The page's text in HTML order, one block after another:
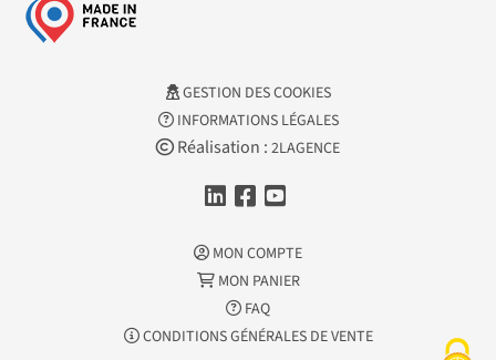
GESTION DES COOKIES
INFORMATIONS LÉGALES
Réalisation : 2LAGENCE
MON COMPTE
MON PANIER
FAQ
CONDITIONS GÉNÉRALES DE VENTE